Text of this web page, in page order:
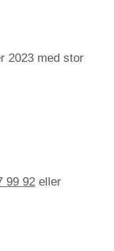
2023 med stor
99 92 eller